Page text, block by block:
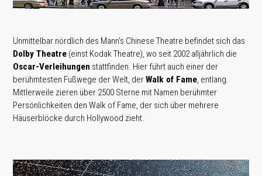
Unmittelbar nördlich des Mann’s Chinese Theatre befindet sich das
Dolby Theatre (einst Kodak Theatre), wo seit 2002 alljährlich die
Oscar-Verleihungen stattfinden. Hier führt auch einer der
berühmtesten Fußwege der Welt, derWalk of Fame, entlang.
Mittlerweile zieren über 2500 Sterne mit Namen berühmter
Persönlichkeiten den Walk of Fame, der sich über mehrere
Häuserblöcke durch Hollywood zieht.